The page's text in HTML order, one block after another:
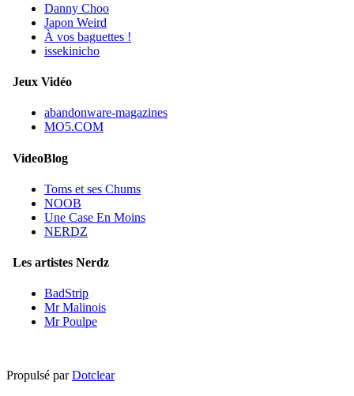
Danny Choo
Japon Weird
À vos baguettes !
issekinicho
Jeux Vidéo
abandonware-magazines
MO5.COM
VideoBlog
Toms et ses Chums
NOOB
Une Case En Moins
NERDZ
Les artistes Nerdz
BadStrip
Mr Malinois
Mr Poulpe
Propulsé parDotclear